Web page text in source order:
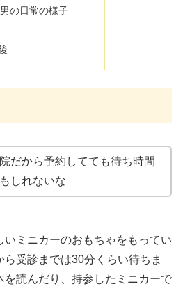
の日常の様子
だから予約してても待ち時間
しれないな
いミニカーのおもちゃをもってい
受診までは30分くらい待ちま
を読んだり、持参したミニカーで